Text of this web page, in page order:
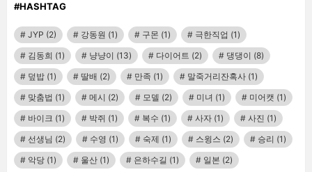
#HASHTAG
JYP (2) 강동원 (1) 구몬 (1) 극한직업 (1)
김동희 (1) 냥냥이 (13) 다이어트 (2) 댕댕이 (8)
덮밥 (1) 딸배 (2) 만족 (1) 말죽거리잔혹사 (1)
맞춤법 (1) 메시 (2) 모델 (2) 미녀 (1) 미어캣 (1)
바이크 (1) 박쥐 (1) 복수 (1) 사자 (1) 사진 (1)
선생님 (2) 수영 (1) 숙제 (1) 스윙스 (2) 승리 (1)
악당 (1) 울산 (1) 은하수길 (1) 일본 (2)